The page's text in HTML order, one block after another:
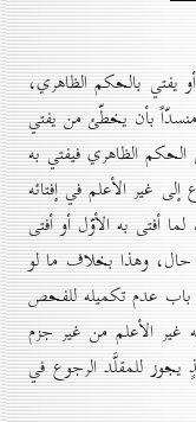
يفتي بالحكم الظاهري،
بأن يخطّئ من يفتي
الحكم الظاهري فيفتي به
غير الأعلم في إفتائه
أفتى به الأوّل أو أفتى
حال، وهذا بخلاف ما لو
باب عدم تكميله للفحص
غير الأعلم من غير جزم
يجوز للمقلَّد الرجوع في